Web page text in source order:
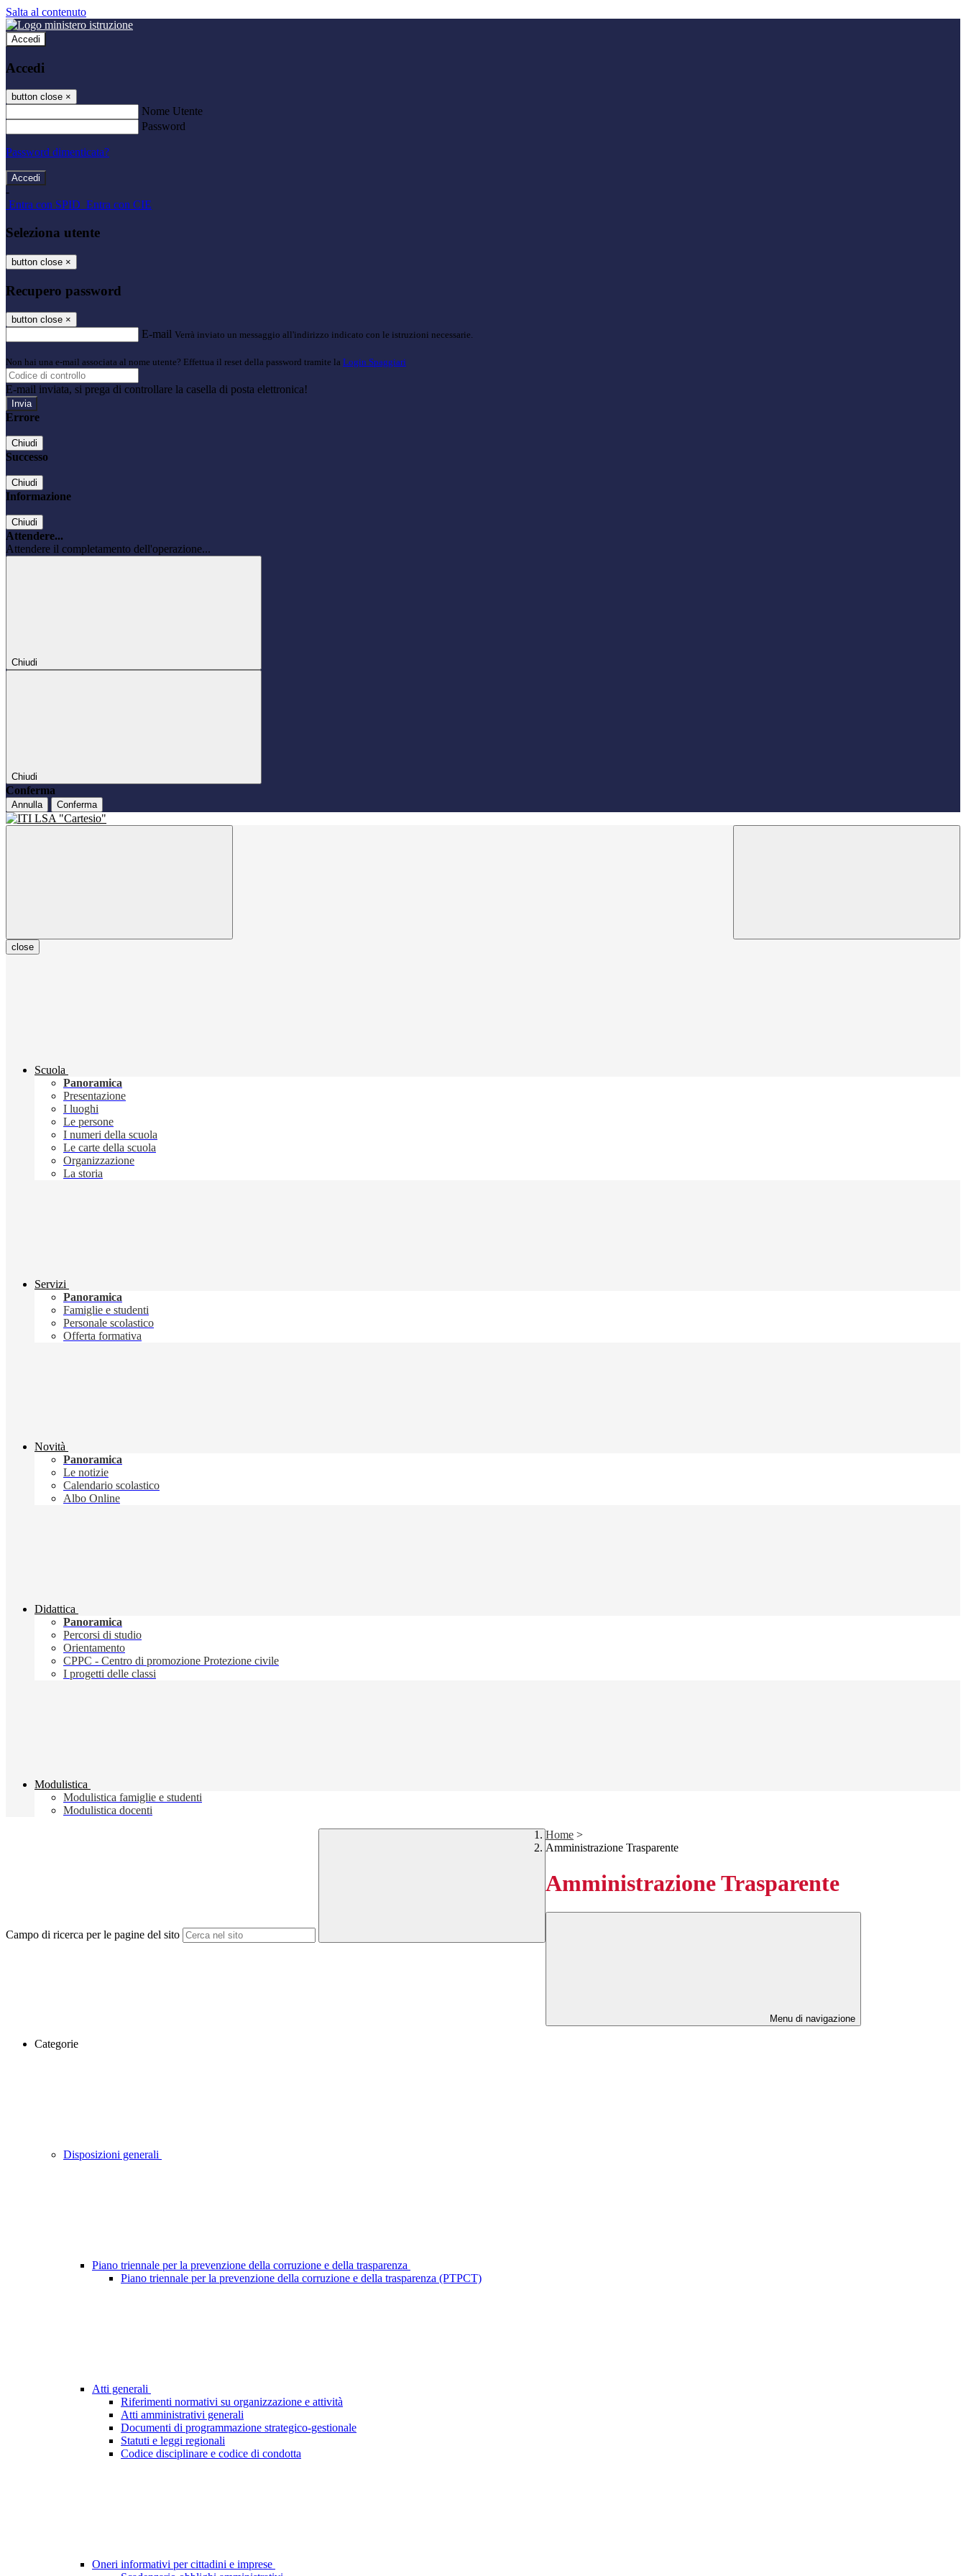
Salta al contenuto
Accedi
Accedi
button close ×
Nome Utente
Password
Password dimenticata?
-
Entra con SPID Entra con CIE
Seleziona utente
button close ×
Recupero password
button close ×
E-mail Verrà inviato un messaggio all'indirizzo indicato con le istruzioni necessarie.
Non hai una e-mail associata al nome utente? Effettua il reset della password tramite la Login Spaggiari
E-mail inviata, si prega di controllare la casella di posta elettronica!
Errore
Chiudi
Successo
Chiudi
Informazione
Chiudi
Attendere...
Attendere il completamento dell'operazione...
Chiudi
Chiudi
Conferma
Annulla Conferma
close
Scuola
Panoramica
Presentazione
I luoghi
Le persone
I numeri della scuola
Le carte della scuola
Organizzazione
La storia
Servizi
Panoramica
Famiglie e studenti
Personale scolastico
Offerta formativa
Novità
Panoramica
Le notizie
Calendario scolastico
Albo Online
Didattica
Panoramica
Percorsi di studio
Orientamento
CPPC - Centro di promozione Protezione civile
I progetti delle classi
Modulistica
Modulistica famiglie e studenti
Modulistica docenti
Campo di ricerca per le pagine del sito
Home >
Amministrazione Trasparente
Amministrazione Trasparente
Menu di navigazione
Categorie
Disposizioni generali
Piano triennale per la prevenzione della corruzione e della trasparenza
Piano triennale per la prevenzione della corruzione e della trasparenza (PTPCT)
Atti generali
Riferimenti normativi su organizzazione e attività
Atti amministrativi generali
Documenti di programmazione strategico-gestionale
Statuti e leggi regionali
Codice disciplinare e codice di condotta
Oneri informativi per cittadini e imprese